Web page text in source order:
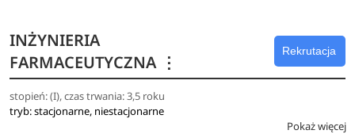
Absolwent posiada umiejętność obsługi i zastosowania
komputera oraz podstawowych programów użytkowych,
które może wykorzystać w laboratorium do
przeprowadzania obliczeń oraz do oceny poprawności
INŻYNIERIA
FARMACEUTYCZNA ⋮
Rekrutacja
stopień: (I), czas trwania: 3,5 roku
tryb: stacjonarne, niestacjonarne
Pokaż więcej